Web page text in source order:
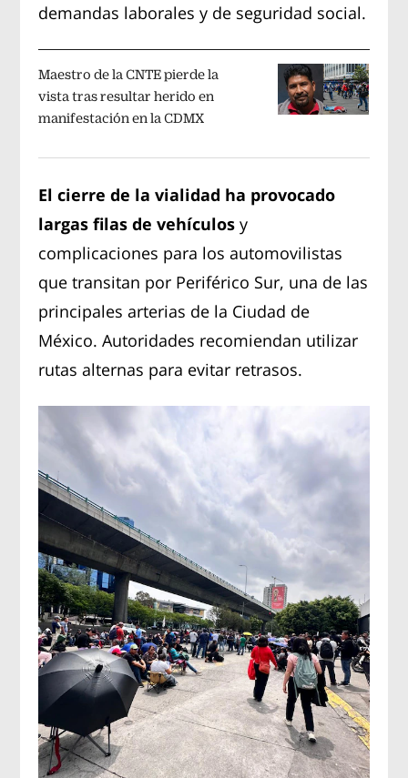
demandas laborales y de seguridad social.
Maestro de la CNTE pierde la
vista tras resultar herido en
manifestación en la CDMX
El cierre de la vialidad ha provocado
largas filas de vehículosy
complicaciones para los automovilistas
que transitan por Periférico Sur, una de las
principales arterias de la Ciudad de
México. Autoridades recomiendan utilizar
rutas alternas para evitar retrasos.